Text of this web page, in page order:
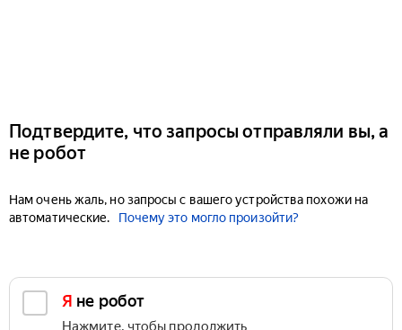
Подтвердите, что запросы отправляли вы, а
не робот
Нам очень жаль, но запросы с вашего устройства похожи на
автоматические.
Почему это могло произойти?
Я не робот
Нажмите, чтобы продолжить